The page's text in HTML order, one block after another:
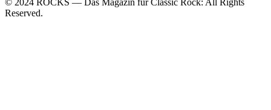
Reserved.